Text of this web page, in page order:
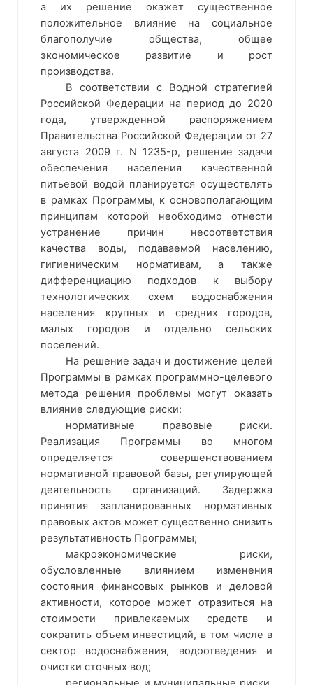
а их решение окажет существенное
положительное влияние на социальное
благополучие общества, общее
экономическое развитие и рост
производства.
В соответствии с Водной стратегией
Российской Федерации на период до 2020
года, утвержденной распоряжением
Правительства Российской Федерации от 27
августа 2009 г. N 1235-р, решение задачи
обеспечения населения качественной
питьевой водой планируется осуществлять
в рамках Программы, к основополагающим
принципам которой необходимо отнести
устранение причин несоответствия
качества воды, подаваемой населению,
гигиеническим нормативам, а также
дифференциацию подходов к выбору
технологических схем водоснабжения
населения крупных и средних городов,
малых городов и отдельно сельских
поселений.
На решение задач и достижение целей
Программы в рамках программно-целевого
метода решения проблемы могут оказать
влияние следующие риски:
нормативные правовые риски.
Реализация Программы во многом
определяется совершенствованием
нормативной правовой базы, регулирующей
деятельность организаций. Задержка
принятия запланированных нормативных
правовых актов может существенно снизить
результативность Программы;
макроэкономические риски,
обусловленные влиянием изменения
состояния финансовых рынков и деловой
активности, которое может отразиться на
стоимости привлекаемых средств и
сократить объем инвестиций, в том числе в
сектор водоснабжения, водоотведения и
очистки сточных вод;